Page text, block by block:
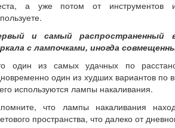
а уже потом от инструментов
и самый распространенный
с лампочками, иногда
один из самых удачных по
один из худших вариантов по
используются лампы накаливания.
что лампы накаливания
пространства, что далеко от